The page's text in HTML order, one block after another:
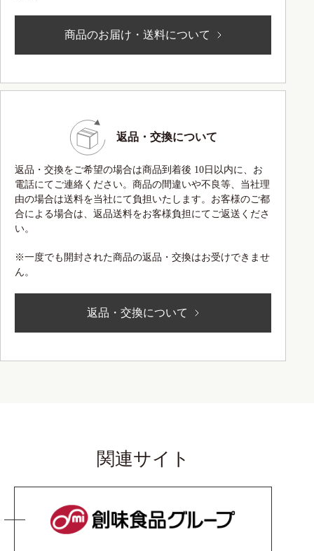
商品のお届け・送料について
返品・交換について
返品・交換をご希望の場合は商品到着後 10日以内に、お
電話にてご連絡ください。商品の間違いや不良等、当社理
由の場合は送料を当社にて負担いたします。お客様のご都
合による場合は、返品送料をお客様負担にてご返送くださ
い。
※一度でも開封された商品の返品・交換はお受けできませ
ん。
返品・交換について
関連サイト